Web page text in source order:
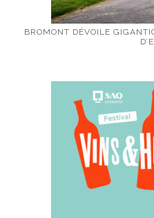
BROMONT DÉVOILE